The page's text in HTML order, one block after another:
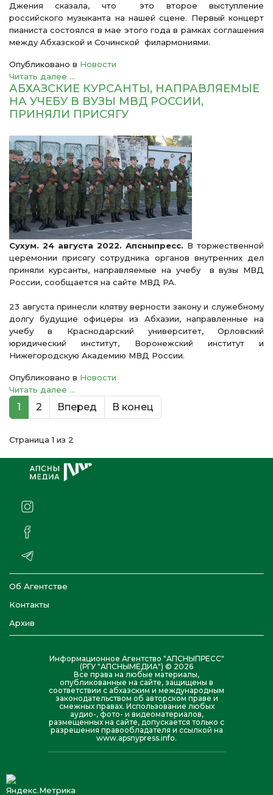
Джения сказала, что это второе выступление
российского музыканта на нашей сцене. Первый концерт
пианиста состоялся в мае этого года в рамках соглашения
между Абхазской и Сочинской филармониями.
Опубликовано в Новости
Читать далее ...
АБХАЗСКИЕ КУРСАНТЫ, НАПРАВЛЯЕМЫЕ
НА УЧЕБУ В ВУЗЫ МВД РОССИИ,
ПРИНЯЛИ ПРИСЯГУ
Сухум. 24 августа 2022. Апсныпресс. В торжественной
церемонии присягу сотрудника органов внутренних дел
приняли курсанты, направляемые на учебу в вузы МВД
России, сообщается на сайте МВД РА.
23 августа принесли клятву верности закону и служебному
долгу будущие офицеры из Абхазии, направленные на
учебу в Краснодарский университет, Орловский
юридический институт, Воронежский институт и
Нижегородскую Академию МВД России.
Опубликовано в Новости
Читать далее ...
1 2 Вперед В конец
Страница 1 из 2
Об Агентстве
Контакты
Архив
Информационное Агентство "АПСНЫПРЕСС"
(РГУ "АПСНЫМЕДИА") © 2026
Все права на любые материалы,
опубликованные на сайте, защищены в
соответствии с абхазским и международным
законодательством об авторском праве и
смежных правах. Использование любых
аудио-, фото- и видеоматериалов,
размещенных на сайте, допускается только с
разрешения правообладателя и ссылкой на
www.apsnypress.info.